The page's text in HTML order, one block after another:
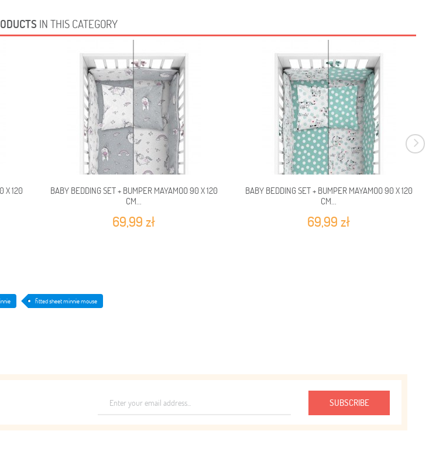
IN THIS CATEGORY
X 120
BABY BEDDING SET + BUMPER MAYAMOO 90 X 120
CM...
69,99 zł
BABY BEDDING SET + BUMPER MAYAMOO 90 X 120
CM...
69,99 zł
fitted sheet minnie mouse
SUBSCRIBE